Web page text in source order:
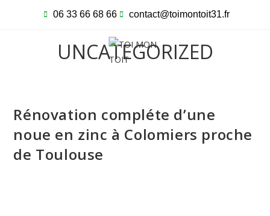
06 33 66 68 66 contact@toimontoit31.fr
UNCATEGORIZED
Rénovation compléte d’une
noue en zinc à Colomiers proche
de Toulouse